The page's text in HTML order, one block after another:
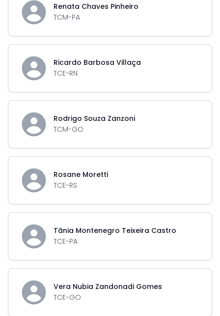
Renata Chaves Pinheiro
TCM-PA
Ricardo Barbosa Villaça
TCE-RN
Rodrigo Souza Zanzoni
TCM-GO
Rosane Moretti
TCE-RS
Tânia Montenegro Teixeira Castro
TCE-PA
Vera Nubia Zandonadi Gomes
TCE-GO